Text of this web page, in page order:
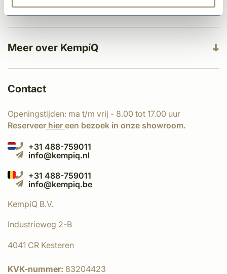
Meer over KempíQ
Categorieën
Contact
Openingstijden: ma t/m vrij - 8.00 tot 17.00 uur
Reserveer hier een bezoek in onze showroom.
+31 488-759011
info@kempiq.nl
+31 488-759011
info@kempiq.be
KempíQ B.V.
Industrieweg 2-B
4041 CR Kesteren
KVK-nummer: 83204423